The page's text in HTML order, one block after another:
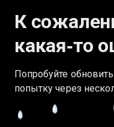
К
какая‑то
Попробуйте
попытку через